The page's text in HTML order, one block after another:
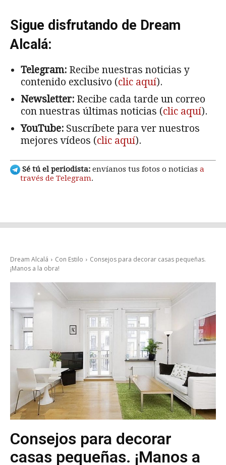
Sigue disfrutando de Dream
Alcalá:
Telegram: Recibe nuestras noticias y
contenido exclusivo (clic aquí).
Newsletter: Recibe cada tarde un correo
con nuestras últimas noticias (clic aquí).
YouTube: Suscríbete para ver nuestros
mejores vídeos (clic aquí).
Sé tú el periodista: envíanos tus fotos o noticias a
través de Telegram.